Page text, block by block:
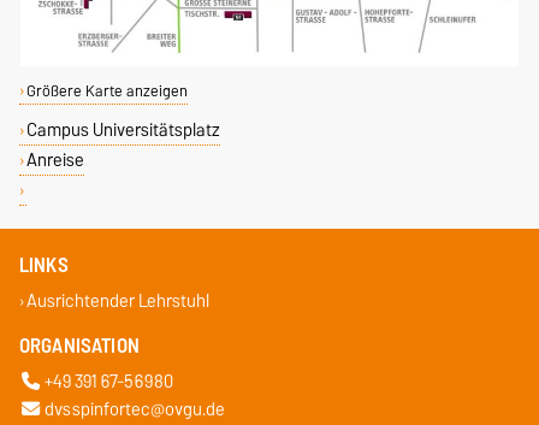
Größere Karte anzeigen
Campus Universitätsplatz
Anreise
LINKS
Ausrichtender Lehrstuhl
ORGANISATION
+49 391 67-56980
dvsspinfortec@ovgu.de